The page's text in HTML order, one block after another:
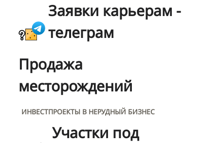
Заявки карьерам -
телеграм
Продажа
месторождений
ИНВЕСТПРОЕКТЫ В НЕРУДНЫЙ БИЗНЕС
Участки под